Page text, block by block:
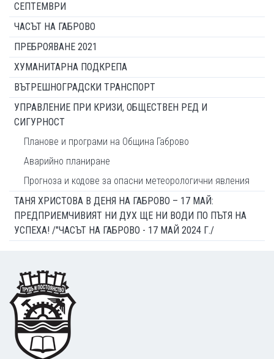
СЕПТЕМВРИ
ЧАСЪТ НА ГАБРОВО
ПРЕБРОЯВАНЕ 2021
ХУМАНИТАРНА ПОДКРЕПА
ВЪТРЕШНОГРАДСКИ ТРАНСПОРТ
УПРАВЛЕНИЕ ПРИ КРИЗИ, ОБЩЕСТВЕН РЕД И
СИГУРНОСТ
Планове и програми на Община Габрово
Аварийно планиране
Прогноза и кодове за опасни метеорологични явления
ТАНЯ ХРИСТОВА В ДЕНЯ НА ГАБРОВО – 17 МАЙ:
ПРЕДПРИЕМЧИВИЯТ НИ ДУХ ЩЕ НИ ВОДИ ПО ПЪТЯ НА
УСПЕХА! /"ЧАСЪТ НА ГАБРОВО - 17 МАЙ 2024 Г./
Footer